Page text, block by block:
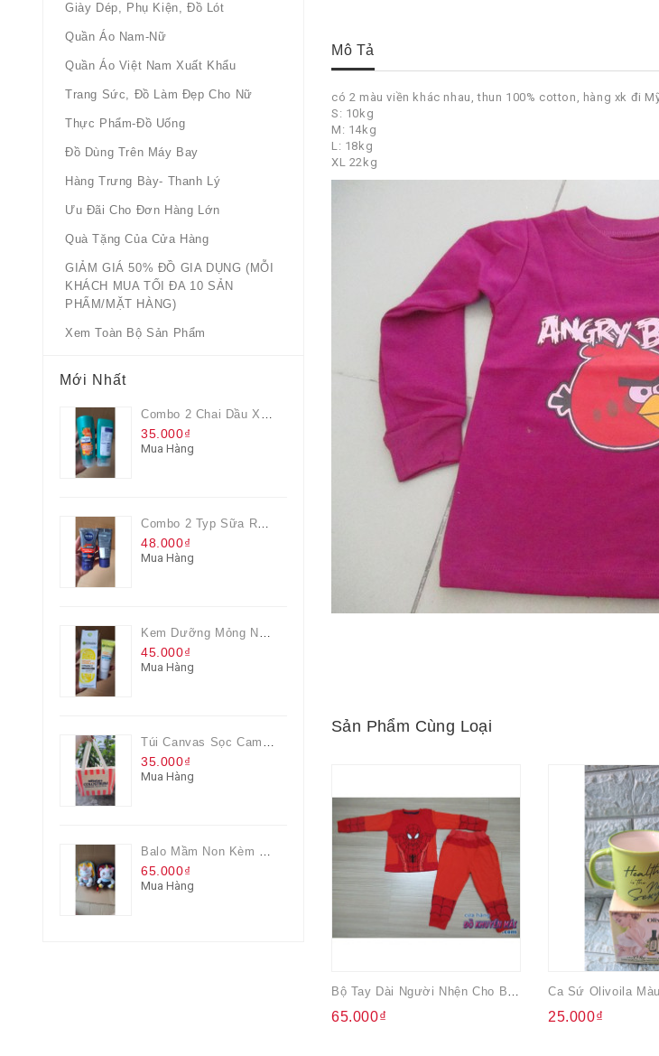
Giày Dép, Phụ Kiện, Đồ Lót
Quần Áo Nam-Nữ
Quần Áo Việt Nam Xuất Khẩu
Trang Sức, Đồ Làm Đẹp Cho Nữ
Thực Phẩm-Đồ Uống
Đồ Dùng Trên Máy Bay
Hàng Trưng Bày- Thanh Lý
Ưu Đãi Cho Đơn Hàng Lớn
Quà Tặng Của Cửa Hàng
GIẢM GIÁ 50% ĐỒ GIA DỤNG (MỖI
KHÁCH MUA TỐI ĐA 10 SẢN
PHẨM/MẶT HÀNG)
Xem Toàn Bộ Sản Phẩm
Mới Nhất
Combo 2 Chai Dầu Xả Rejoice 3IN1 Siêu Mềm Mượt Chai 60ML
35.000₫
Mua Hàng
Combo 2 Typ Sữa Rửa Mặt Nivea Men Giúp Giảm Mụn, Giảm Hư Tổn Da
48.000₫
Mua Hàng
Kem Dưỡng Mỏng Nhẹ Cấp Ẩm & Sáng Da Vitamin C 20ml
45.000₫
Mua Hàng
Túi Canvas Sọc Cam Có Dây Kéo
35.000₫
Mua Hàng
Balo Mầm Non Kèm Thú Bông Cho Bé
65.000₫
Mua Hàng
Mô Tả
có 2 màu viền khác nhau, thun 100% cotton, hàng xk đi
S: 10kg
M: 14kg
L: 18kg
XL 22kg
Sản Phẩm Cùng Loại
65.000₫
Ca Sứ Olivoila
25.000₫